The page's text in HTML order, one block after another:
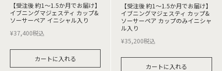
【受注後 約1～1.5か月でお届け】
イブニングマジェスティ カップ&
ソーサーペア イニシャル入り
¥37,400税込
カートに入れる
【受注後 約1～1.5か月でお届け】
イブニングマジェスティ カップ&
ソーサーペア カップのみイニシャ
ル入り
¥35,200税込
カートに入れる